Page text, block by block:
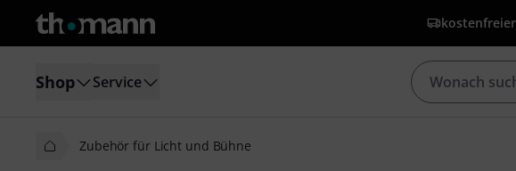
Shop Service
Zubehör für Licht und Bühne